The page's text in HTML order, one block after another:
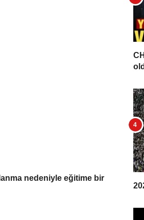
nedeniyle eğitime bir